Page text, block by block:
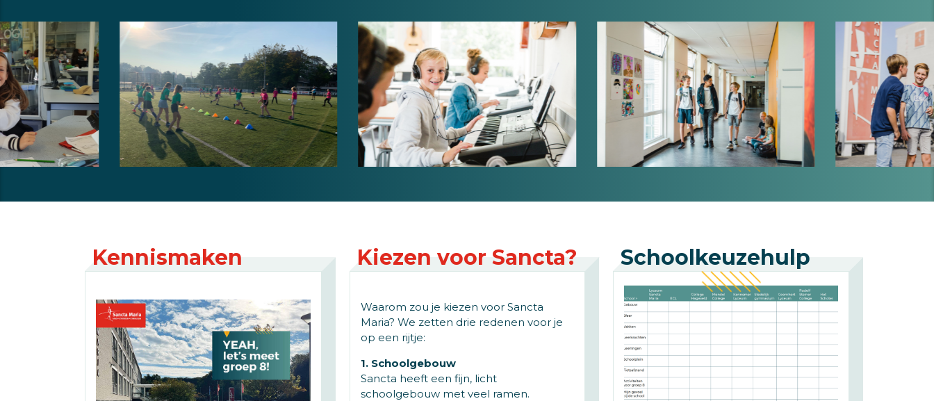
Kennismaken Kiezen voor Sancta?
Waarom zou je kiezen voor Sancta
Maria? We zetten drie redenen voor je
op een rijtje:
1. Schoolgebouw
Sancta heeft een fijn, licht
schoolgebouw met veel ramen.
Schoolkeuzehulp